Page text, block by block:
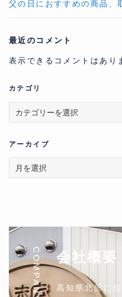
父の日におすすめの商品、
最近のコメント
表示できるコメントはあり
カテゴリ
リ
アーカイブ
ア
COMPANY 会社概要
高知県北部に